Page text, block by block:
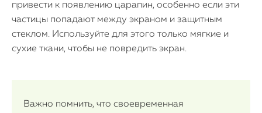
привести к появлению царапин, особенно если эти
частицы попадают между экраном и защитным
стеклом. Используйте для этого только мягкие и
сухие ткани, чтобы не повредить экран.
Важно помнить, что своевременная